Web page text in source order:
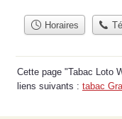
Horaires
Cette page "Tabac Loto
liens suivants : tabac